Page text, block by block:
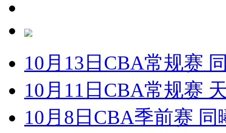
10月13日CBA常规赛
10月11日CBA常规赛
10月8日CBA季前赛